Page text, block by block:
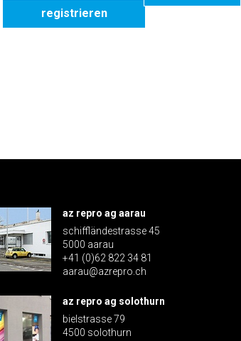
registrieren
az repro ag aarau
schiffländestrasse 45
5000 aarau
+41 (0)62 822 34 81
aarau@azrepro.ch
az repro ag solothurn
bielstrasse 79
4500 solothurn